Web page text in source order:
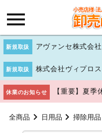
新規取扱 アヴァンセ株式会
新規取扱 株式会社ヴィプロ
休業のお知らせ 【重要】夏季
全商品 日用品 掃除用品